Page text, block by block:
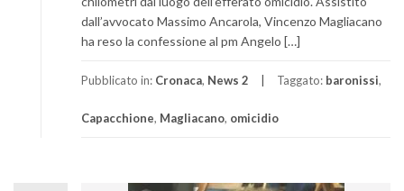
dall’avvocato Massimo Ancarola, Vincenzo Magliacano
ha reso la confessione al pm Angelo […]
Pubblicato in: Cronaca, News 2 Taggato: baronissi,
Capacchione, Magliacano, omicidio